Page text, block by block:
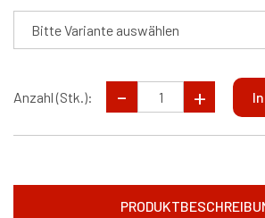
Anzahl (Stk.):